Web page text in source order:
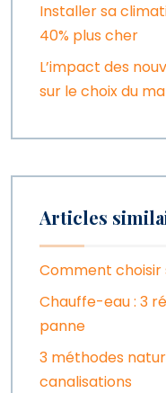
Installer sa
40% plus cher
L’impact des
sur le choix du
Articles
Comment
Chauffe-eau : 3
panne
3 méthodes
canalisations